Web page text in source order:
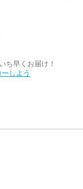
ち早くお届け！
しよう